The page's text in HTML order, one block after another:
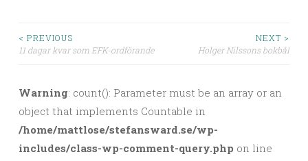
Post navigation
< PREVIOUS
11 dagar kvar som EFK-ordförande
NEXT >
Holger Nilssons bokbål
Warning: count(): Parameter must be an array or an
object that implements Countable in
/home/mattlose/stefansward.se/wp-
includes/class-wp-comment-query.php on line